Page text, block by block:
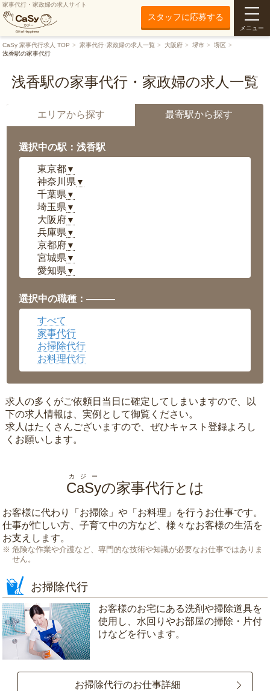
家事代行・家政婦の求人サイト
スタッフに応募する
メニュー
CaSy 家事代行求人 TOP 家事代行･家政婦の求人一覧 大阪府 堺市
堺区
浅香駅の家事代行
浅香駅の家事代行・家政婦の求人一覧
エリアから探す 最寄駅から探す
選択中の駅：浅香駅
東京都▼
神奈川県 ▼
千葉県 ▼
埼玉県 ▼
大阪府▼
兵庫県 ▼
京都府▼
宮城県 ▼
愛知県 ▼
岡山県▼
広島県▼
沖縄県
選択中の職種：———
すべて
家事代行
お掃除代行
お料理代行
求人の多くがご依頼日当日に確定してしまいますので、以
下の求人情報は、実例として御覧ください。
求人はたくさんございますので、ぜひキャスト登録よろし
くお願いします。
CaSy
カジー
の家事代行とは
お客様に代わり「 お掃除 」や「 お料理 」を行うお仕事です。
仕事が忙しい方、子育て中の方など、様々なお客様の生活を
お支えします。
危険な作業や介護など、専門的な技術や知識が必要なお仕事ではありま
せん。
お掃除代行
お客様のお宅にある洗剤や掃除道具を
使用し、水回りやお部屋の掃除・片付
けなどを行います。
お掃除代行のお仕事詳細